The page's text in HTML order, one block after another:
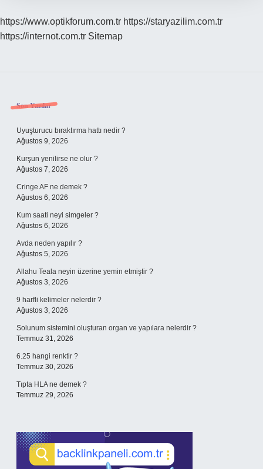
https://www.optikforum.com.tr https://staryazilim.com.tr
https://internot.com.tr Sitemap
Sidebar
Son Yazılar
Uyuşturucu bıraktırma hattı nedir ?
Ağustos 9, 2026
Kurşun yenilirse ne olur ?
Ağustos 7, 2026
Cringe AF ne demek ?
Ağustos 6, 2026
Kum saati neyi simgeler ?
Ağustos 6, 2026
Avda neden yapılır ?
Ağustos 5, 2026
Allahu Teala neyin üzerine yemin etmiştir ?
Ağustos 3, 2026
9 harfli kelimeler nelerdir ?
Ağustos 3, 2026
Solunum sistemini oluşturan organ ve yapılara nelerdir ?
Temmuz 31, 2026
6.25 hangi renktir ?
Temmuz 30, 2026
Tıpta HLA ne demek ?
Temmuz 29, 2026